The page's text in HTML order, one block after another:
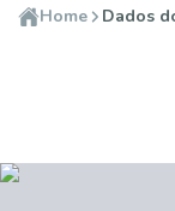
Home Dados